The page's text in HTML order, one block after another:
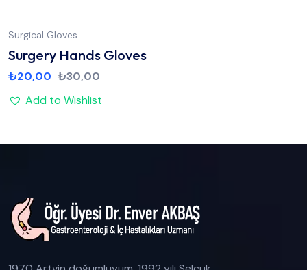
Surgical Gloves
Surgery Hands Gloves
₺20,00 ₺30,00
Add to Wishlist